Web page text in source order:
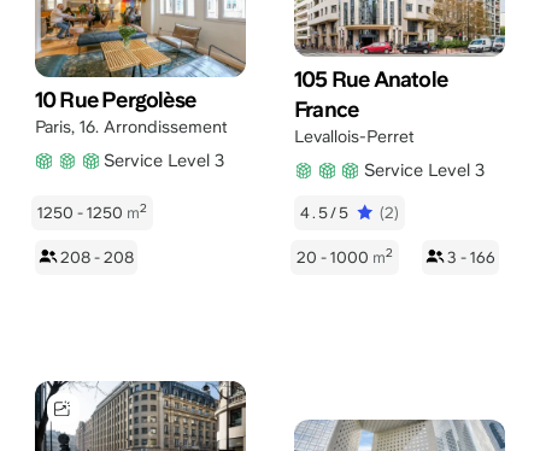
10 Rue Pergolèse
Paris, 16. Arrondissement
Service Level 3
1250 - 1250 m2
208 - 208
105 Rue Anatole
France
Levallois-Perret
Service Level 3
4.5/5 (2)
20 - 1000 m2 3 - 166